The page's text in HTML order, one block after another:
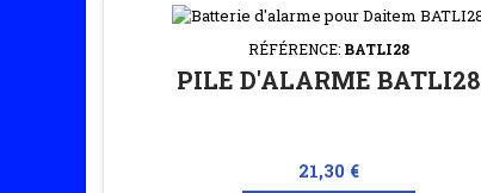
RÉFÉRENCE: BATLI28
PILE D'ALARME BATLI28
Prix
21,30 €